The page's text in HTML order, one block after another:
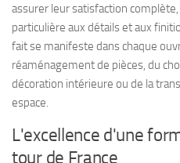
assurer leur satisfaction
particulière aux détails et aux
fait se manifeste dans chaque
réaménagement de pièces, du
décoration intérieure ou de la
espace.
L'excellence d'une
tour de France